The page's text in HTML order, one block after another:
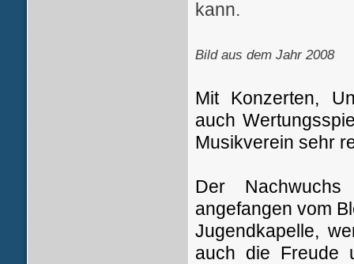
kann.
Bild aus dem Jahr 2008
Mit Konzerten,
auch
Musikverein sehr
Der
angefangen vom
Jugendkapelle,
auch die Freude